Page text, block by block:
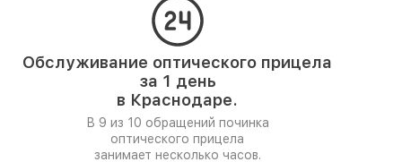
Обслуживание оптического прицела
за 1 день
в Краснодаре.
В 9 из 10 обращений починка
оптического прицела
занимает несколько часов.